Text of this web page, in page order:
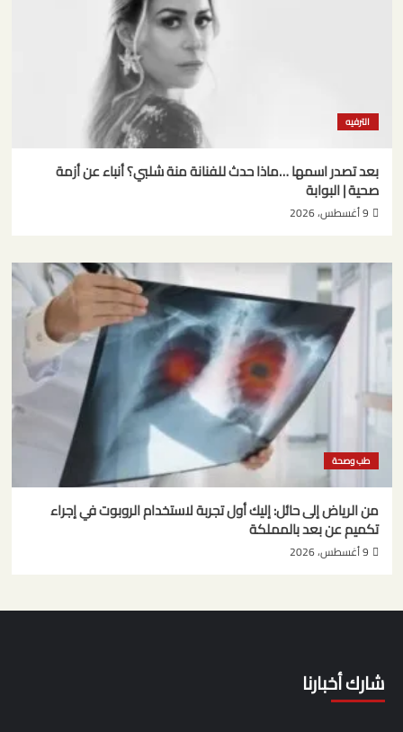
الترفيه
بعد تصدر اسمها …ماذا حدث للفنانة منة شلبي؟ أنباء عن أزمة
صحية | البوابة
9 أغسطس، 2026
طب وصحة
من الرياض إلى حائل: إليك أول تجربة لاستخدام الروبوت في إجراء
تكميم عن بعد بالمملكة
9 أغسطس، 2026
شارك أخبارنا